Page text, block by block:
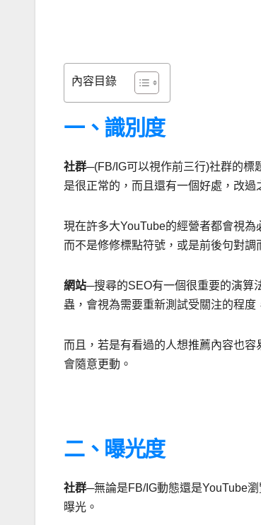
內容目錄
一、識別度
社群─(FB/IG可以視作前三行)社群的標
是很正常的，而且還有一個好處，改
現在許多大YouTube的經營者都會視
而不是修修標點符號，或是前後句對調
網站─搜尋的SEO有一個很重要的演算
蟲，會視為需要重新測試受關注的程度
而且，若是有看過的人想推薦內容也
會隨意更動。
二、曝光度
社群─無論是FB/IG動態還是YouTube瀏
曝光。